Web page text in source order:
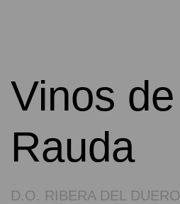
Vinos de
Rauda
D.O. RIBERA DEL DUERO